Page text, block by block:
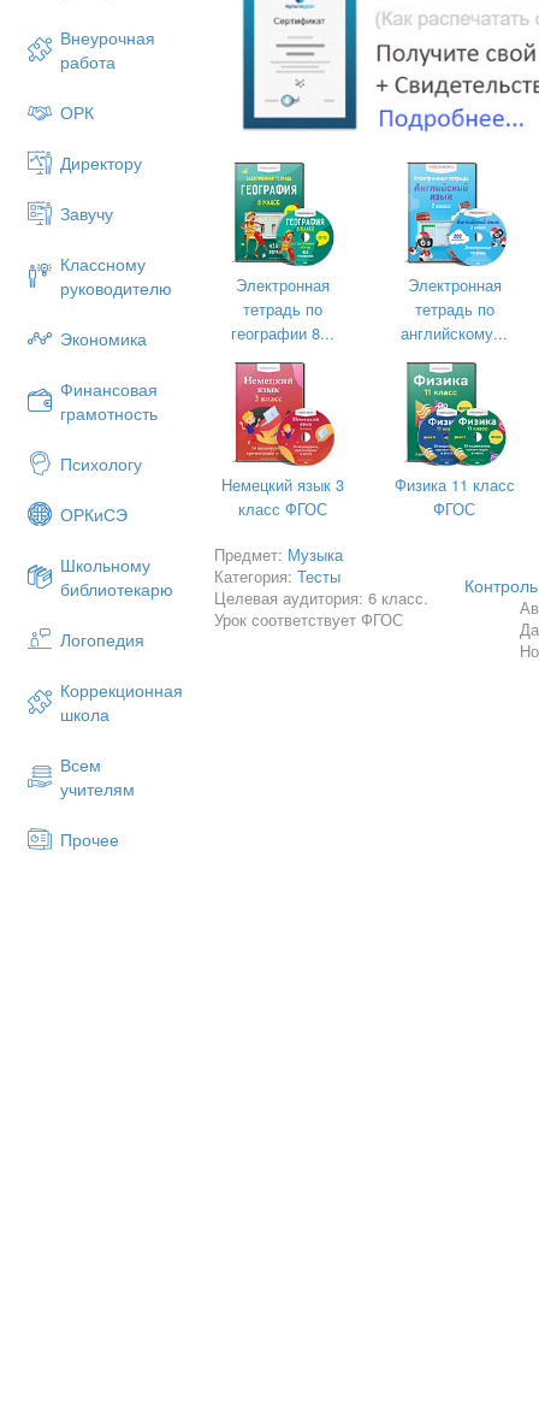
Внеурочная
работа
ОРК
Директору
Завучу
Классному
руководителю
Экономика
Финансовая
грамотность
Психологу
ОРКиСЭ
Школьному
библиотекарю
Логопедия
Коррекционная
школа
Всем
учителям
Прочее
4. Романс преимущественно
трио;
хором.
5. Певческий мужской голос:
сопрано;
бас;
дискант.
Ответы:
C
A
Электронная
тетрадь по
географии 8...
Электронная
тетрадь по
английскому...
Немецкий язык 3
класс ФГОС
Физика 11 класс
ФГОС
Предмет: Музыка
Категория:Тесты
Целевая аудитория: 6 класс.
Урок соответствует ФГОС